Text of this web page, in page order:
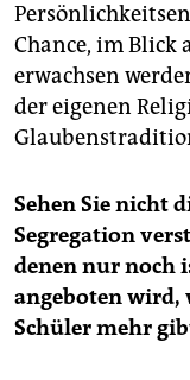
Chance, im Blick
erwachsen
der eigenen
Sehen Sie nicht
Segregation
denen nur noch
angeboten wird,
Schüler mehr